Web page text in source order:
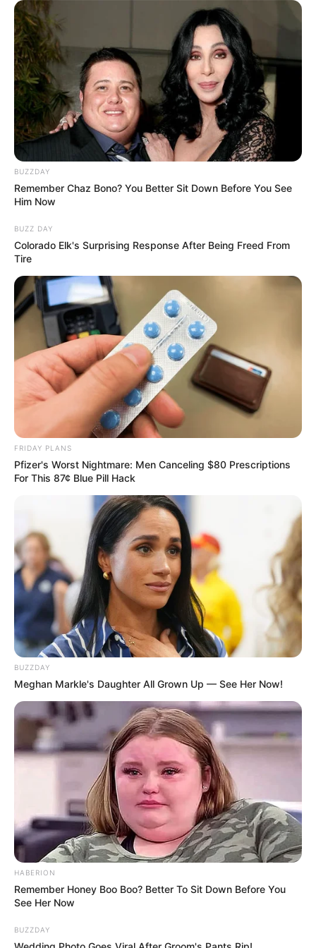
Kapcsolódó cikkünk
Meghalt Kontra György, aki 2015-től éveken át
vezette a közmédia híradóját
Mély…
BUZZDAY
Remember Chaz Bono? You Better Sit Down Before You See
Him Now
BUZZ DAY
Colorado Elk's Surprising Response After Being Freed From
Tire
FRIDAY PLANS
Pfizer's Worst Nightmare: Men Canceling $80 Prescriptions
For This 87¢ Blue Pill Hack
BUZZDAY
Meghan Markle's Daughter All Grown Up — See Her Now!
HABERION
Remember Honey Boo Boo? Better To Sit Down Before You
See Her Now
BUZZDAY